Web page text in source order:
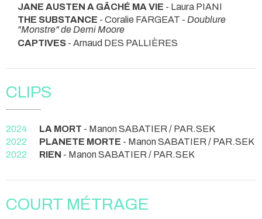
JANE AUSTEN A GÂCHÉ MA VIE - Laura PIANI
THE SUBSTANCE - Coralie FARGEAT - Doublure
"Monstre" de Demi Moore
CAPTIVES - Arnaud DES PALLIÈRES
CLIPS
2024 LA MORT - Manon SABATIER / PAR.SEK
2022
PLANETE MORTE - Manon SABATIER / PAR.SEK
2022
RIEN - Manon SABATIER / PAR.SEK
COURT MÉTRAGE